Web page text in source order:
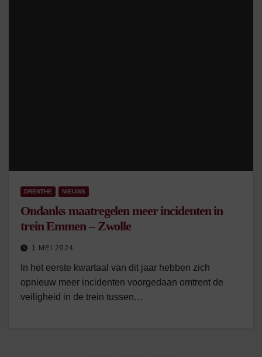
DRENTHE NIEUWS
Ondanks maatregelen meer incidenten in
trein Emmen – Zwolle
1 MEI 2024
In het eerste kwartaal van dit jaar hebben zich
opnieuw meer incidenten voorgedaan omtrent de
veiligheid in de trein tussen…